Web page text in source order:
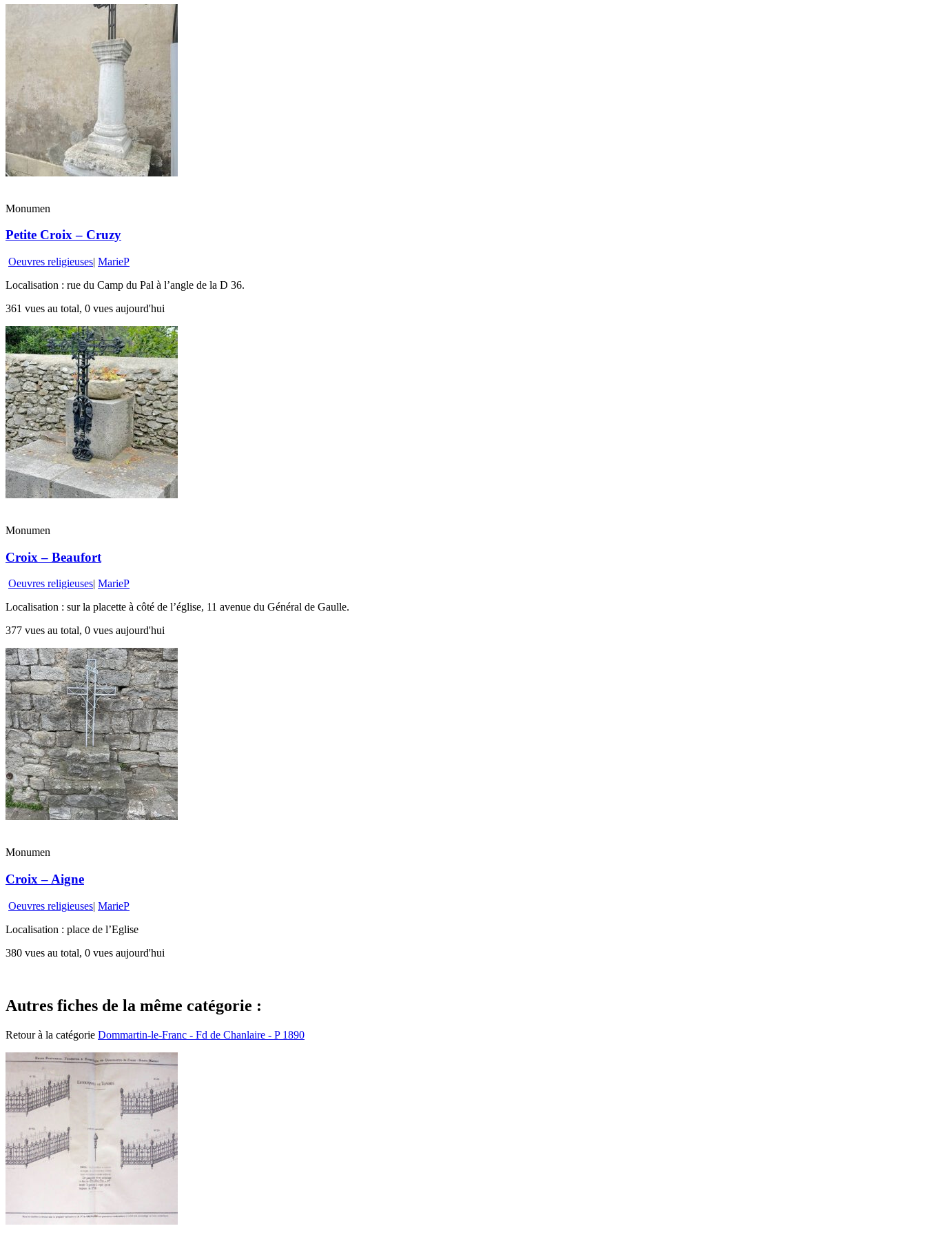
Monumen
Petite Croix – Cruzy
Oeuvres religieuses| MarieP
Localisation : rue du Camp du Pal à l’angle de la D 36.
361 vues au total, 0 vues aujourd'hui
Monumen
Croix – Beaufort
Oeuvres religieuses MarieP
Localisation : sur la placette à côté de l’église, 11 avenue du Général de Gaulle.
377 vues au total, 0 vues aujourd'hui
Monumen
Croix – Aigne
Oeuvres religieuses| MarieP
Localisation : place de l’Eglise
380 vues au total, 0 vues aujourd'hui
Autres fiches de la même catégorie :
Retour à la catégorie Dommartin-le-Franc - Fd de Chanlaire - P 1890